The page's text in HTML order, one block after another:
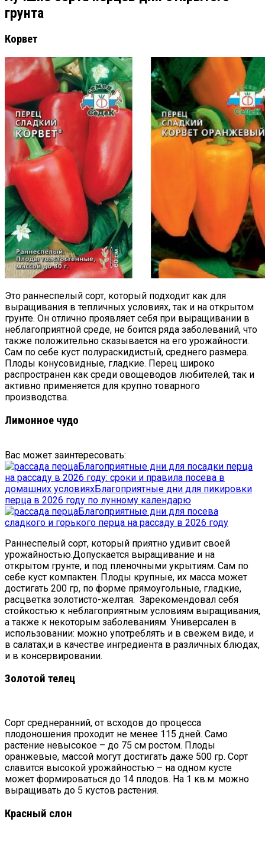
грунта
Корвет
Это раннеспелый сорт, который подходит как для
выращивания в тепличных условиях, так и на открытом
грунте. Он отлично проявляет себя при выращивании в
неблагоприятной среде, не боится ряда заболеваний, что
также положительно сказывается на его урожайности.
Сам по себе куст полураскидистый, среднего размера.
Плоды конусовидные, гладкие. Перец широко
распространен как среди овощеводов любителей, так и
активно применяется для крупно товарного
производства.
Лимонное чудо
Вас может заинтересовать:
Благоприятные дни для посадки перца
на рассаду в 2026 году: сроки и правила посева в
домашних условияхБлагоприятные дни для пикировки
перца в 2026 году по лунному календарю
Благоприятные дни для посева
сладкого и горького перца на рассаду в 2026 году
Раннеспелый сорт, который приятно удивит своей
урожайностью.Допускается выращивание и на
открытом грунте, и под пленочными укрытиям. Сам по
себе куст компактен. Плоды крупные, их масса может
достигать 200 гр, по форме прямоугольные, гладкие,
расцветка золотисто-желтая. Зарекомендовал себя
стойкостью к неблагоприятным условиям выращивания,
а также к некоторым заболеваниям. Универсален в
использовании: можно употреблять и в свежем виде, и
в салатах,и в качестве ингредиента в различных блюдах,
и в консервировании.
Золотой телец
Сорт среднеранний, от всходов до процесса
плодоношения проходит не менее 115 дней. Само
растение невысокое – до 75 см ростом. Плоды
оранжевые, массой могут достигать даже 500 гр. Сорт
славится высокой урожайностью – на одном кусте
может формироваться до 14 плодов. На 1 кв.м. можно
выращивать до 5 кустов растения.
Красный слон